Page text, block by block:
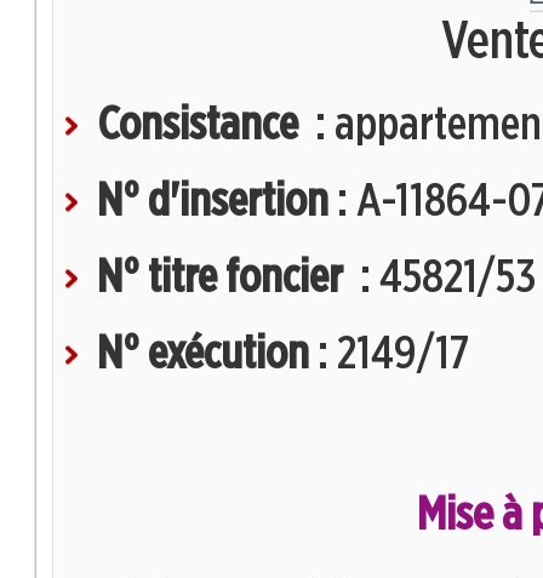
Textes législatifs
Annuaire des Avocats
Type de Bien
Région
Consistance :
N° d'insertion : A-11864-
N° titre foncier : 45821/53
N° exécution : 2149/17
Mise